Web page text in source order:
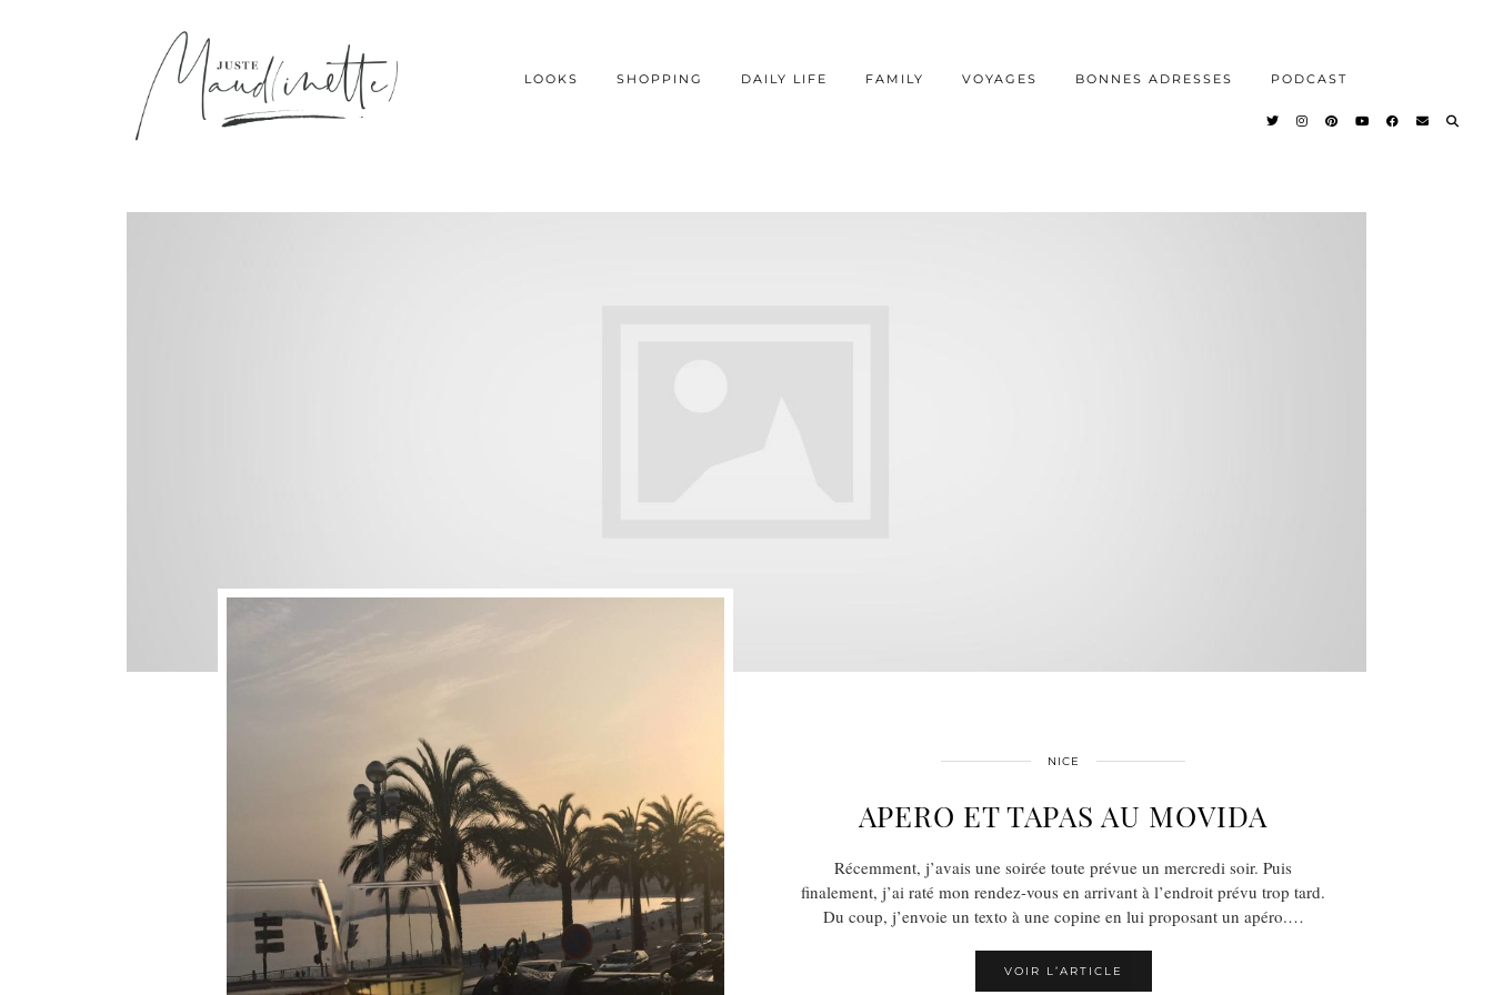
LOOKS SHOPPING DAILY LIFE FAMILY VOYAGES BONNES ADRESSES PODCAST
NICE
APERO ET TAPAS AU MOVIDA
Récemment, j’avais une soirée toute prévue un mercredi soir. Puis
finalement, j’ai raté mon rendez-vous en arrivant à l’endroit prévu trop tard.
Du coup, j’envoie un texto à une copine en lui proposant un apéro.…
VOIR L’ARTICLE